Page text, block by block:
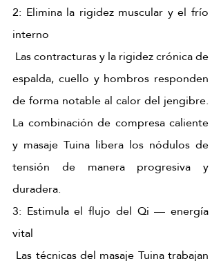
2: Elimina la rigidez muscular y el frío
interno
Las contracturas y la rigidez crónica de
espalda, cuello y hombros responden
de forma notable al calor del jengibre.
La combinación de compresa caliente
y masaje Tuina libera los nódulos de
tensión de manera progresiva y
duradera.
3: Estimula el flujo del Qi — energía
vital
Las técnicas del masaje Tuina trabajan